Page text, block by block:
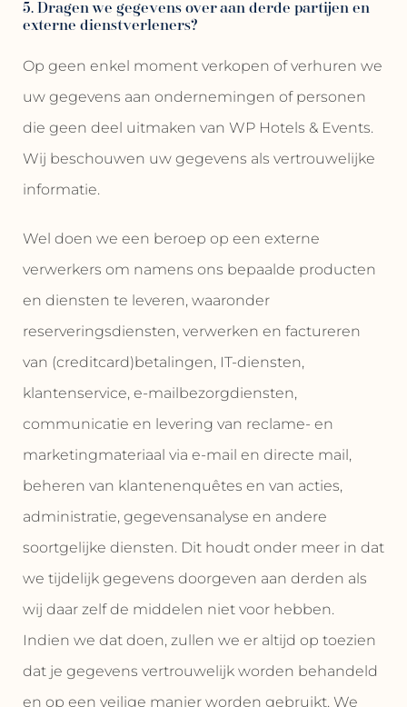
5. Dragen we gegevens over aan derde partijen en
externe dienstverleners?
Op geen enkel moment verkopen of verhuren we
uw gegevens aan ondernemingen of personen
die geen deel uitmaken van WP Hotels & Events.
Wij beschouwen uw gegevens als vertrouwelijke
informatie.
Wel doen we een beroep op een externe
verwerkers om namens ons bepaalde producten
en diensten te leveren, waaronder
reserveringsdiensten, verwerken en factureren
van (creditcard)betalingen, IT-diensten,
klantenservice, e-mailbezorgdiensten,
communicatie en levering van reclame- en
marketingmateriaal via e-mail en directe mail,
beheren van klantenenquêtes en van acties,
administratie, gegevensanalyse en andere
soortgelijke diensten. Dit houdt onder meer in dat
we tijdelijk gegevens doorgeven aan derden als
wij daar zelf de middelen niet voor hebben.
Indien we dat doen, zullen we er altijd op toezien
dat je gegevens vertrouwelijk worden behandeld
en op een veilige manier worden gebruikt. We